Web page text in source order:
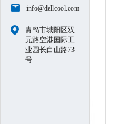
info@dellcool.com
青岛市城阳区双
元路空港国际工
业园长白山路73
号